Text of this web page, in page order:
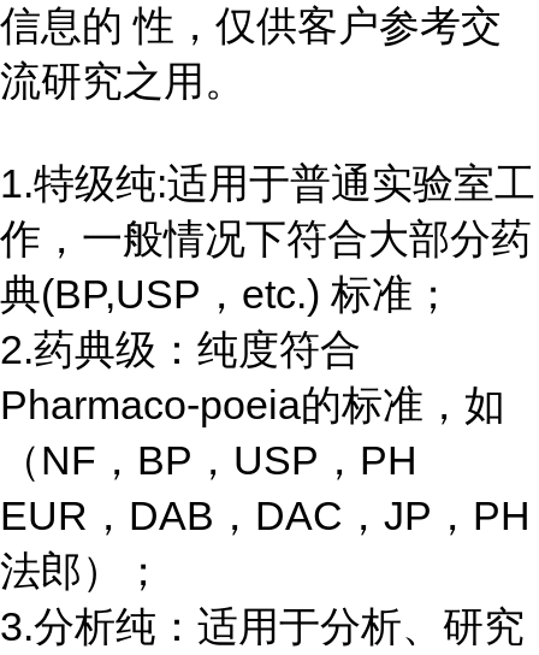
信息的 性，仅供客户参考交
流研究之用。
1.特级纯:适用于普通实验室工
作，一般情况下符合大部分药
典(BP,USP，etc.) 标准；
2.药典级：纯度符合
Pharmaco-poeia的标准，如
（NF，BP，USP，PH
EUR，DAB，DAC，JP，PH
法郎）；
3.分析纯：适用于分析、研究